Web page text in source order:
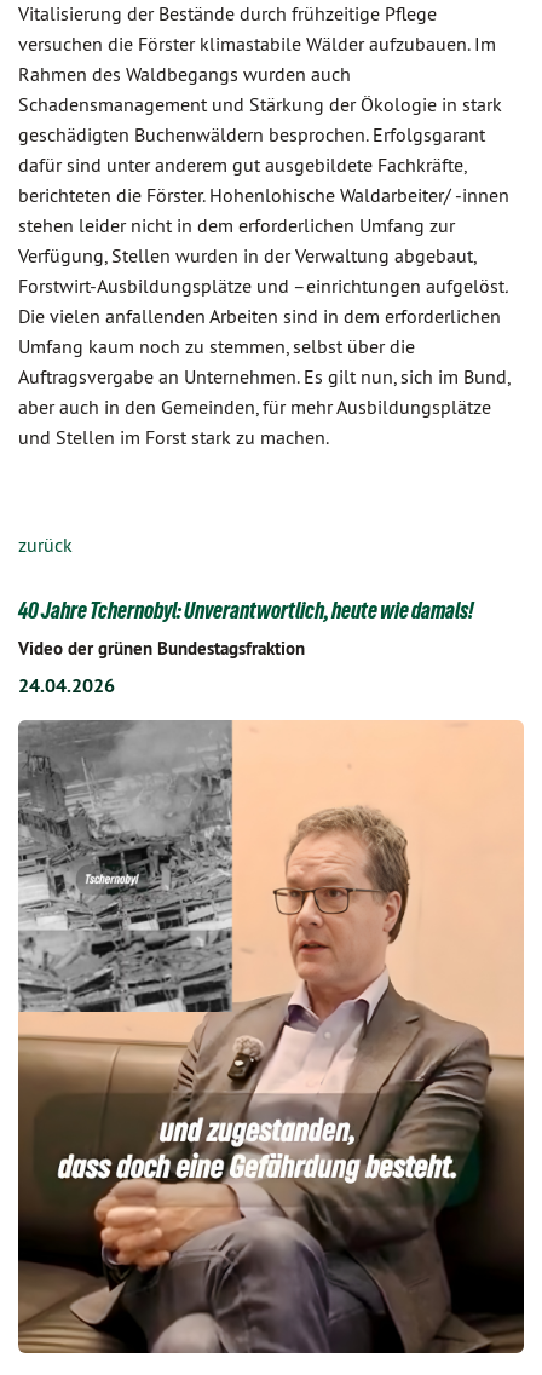
Vitalisierung der Bestände durch frühzeitige Pflege
versuchen die Förster klimastabile Wälder aufzubauen. Im
Rahmen des Waldbegangs wurden auch
Schadensmanagement und Stärkung der Ökologie in stark
geschädigten Buchenwäldern besprochen. Erfolgsgarant
dafür sind unter anderem gut ausgebildete Fachkräfte,
berichteten die Förster. Hohenlohische Waldarbeiter/ -innen
stehen leider nicht in dem erforderlichen Umfang zur
Verfügung, Stellen wurden in der Verwaltung abgebaut,
Forstwirt-Ausbildungsplätze und –einrichtungen aufgelöst.
Die vielen anfallenden Arbeiten sind in dem erforderlichen
Umfang kaum noch zu stemmen, selbst über die
Auftragsvergabe an Unternehmen. Es gilt nun, sich im Bund,
aber auch in den Gemeinden, für mehr Ausbildungsplätze
und Stellen im Forst stark zu machen.
zurück
40 Jahre Tchernobyl: Unverantwortlich, heute wie damals!
Video der grünen Bundestagsfraktion
24.04.2026